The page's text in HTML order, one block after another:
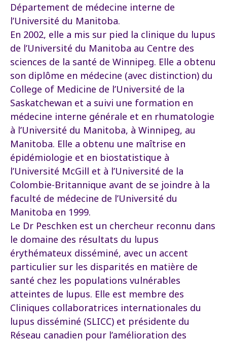
Département de médecine interne de
l’Université du Manitoba.
En 2002, elle a mis sur pied la clinique du lupus
de l’Université du Manitoba au Centre des
sciences de la santé de Winnipeg. Elle a obtenu
son diplôme en médecine (avec distinction) du
College of Medicine de l’Université de la
Saskatchewan et a suivi une formation en
médecine interne générale et en rhumatologie
à l’Université du Manitoba, à Winnipeg, au
Manitoba. Elle a obtenu une maîtrise en
épidémiologie et en biostatistique à
l’Université McGill et à l’Université de la
Colombie-Britannique avant de se joindre à la
faculté de médecine de l’Université du
Manitoba en 1999.
Le Dr Peschken est un chercheur reconnu dans
le domaine des résultats du lupus
érythémateux disséminé, avec un accent
particulier sur les disparités en matière de
santé chez les populations vulnérables
atteintes de lupus. Elle est membre des
Cliniques collaboratrices internationales du
lupus disséminé (SLICC) et présidente du
Réseau canadien pour l’amélioration des